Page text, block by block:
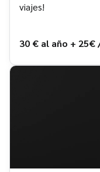
viajes!
30 € al año +